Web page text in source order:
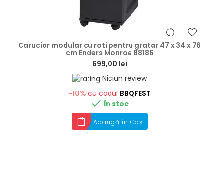
Carucior modular cu roti pentru gratar 47 x 34 x 76
cm Enders Monroe 88186
699,00 lei
Niciun review
-10% cu codul BBQFEST
 În stoc
Adaugă în Coș